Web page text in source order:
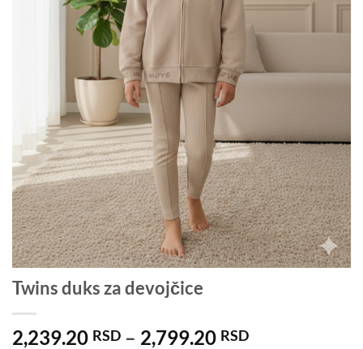
Twins duks za devojčice
2,239.20 RSD – 2,799.20 RSDRaspon